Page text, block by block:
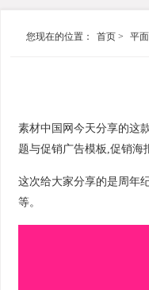
您现在的位置： 首页 > 平
素材中国网今天分享的这
题与促销广告模板,促销海
这次给大家分享的是周年
等。